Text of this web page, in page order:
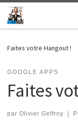
Skip to content
Faites votre Hangout !
GOOGLE APPS
Faites
par Olivier Geffroy |